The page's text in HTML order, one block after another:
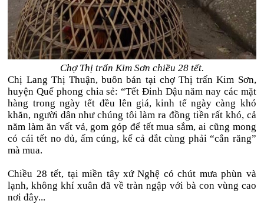
Chợ Thị trấn Kim Sơn chiều 28 tết.
Chị Lang Thị Thuận, buôn bán tại chợ Thị trấn Kim Sơn,
huyện Quế phong chia sẻ: “Tết Đinh Dậu năm nay các mặt
hàng trong ngày tết đều lên giá, kinh tế ngày càng khó
khăn, người dân như chúng tôi làm ra đồng tiền rất khó, cả
năm làm ăn vất vả, gom góp để tết mua sắm, ai cũng mong
có cái tết no đủ, ấm cúng, kể cả đắt cùng phải “cắn răng”
mà mua.
Chiều 28 tết, tại miền tây xứ Nghệ có chút mưa phùn và
lạnh, không khí xuân đã về tràn ngập với bà con vùng cao
nơi đây...